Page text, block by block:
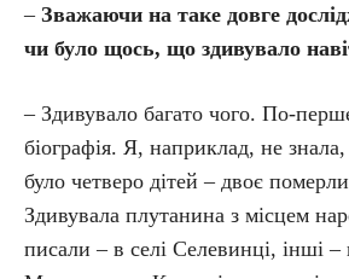
– Зважаючи на таке довге
чи було щось, що здивувало
– Здивувало багато чого. По-
біографія. Я, наприклад, не
було четверо дітей – двоє
Здивувала плутанина з місцем
писали – в селі Селевинці, інші –